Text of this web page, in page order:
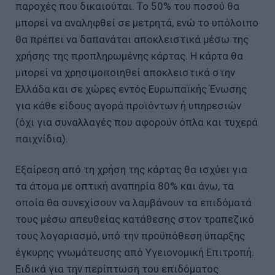
παροχές που δικαιούται. Το 50% του ποσού θα
μπορεί να αναληφθεί σε μετρητά, ενώ το υπόλοιπο
θα πρέπει να δαπανάται αποκλειστικά μέσω της
χρήσης της προπληρωμένης κάρτας. Η κάρτα θα
μπορεί να χρησιμοποιηθεί αποκλειστικά στην
Ελλάδα και σε χώρες εντός Ευρωπαϊκής Ένωσης
για κάθε είδους αγορά προϊόντων ή υπηρεσιών
(όχι για συναλλαγές που αφορούν όπλα και τυχερά
παιχνίδια).
Εξαίρεση από τη χρήση της κάρτας θα ισχύει για
τα άτομα με οπτική αναπηρία 80% και άνω, τα
οποία θα συνεχίσουν να λαμβάνουν τα επιδόματά
τους μέσω απευθείας κατάθεσης στον τραπεζικό
τους λογαριασμό, υπό την προϋπόθεση ύπαρξης
έγκυρης γνωμάτευσης από Υγειονομική Επιτροπή.
Ειδικά για την περίπτωση του επιδόματος